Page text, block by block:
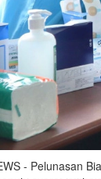
- Pelunasan